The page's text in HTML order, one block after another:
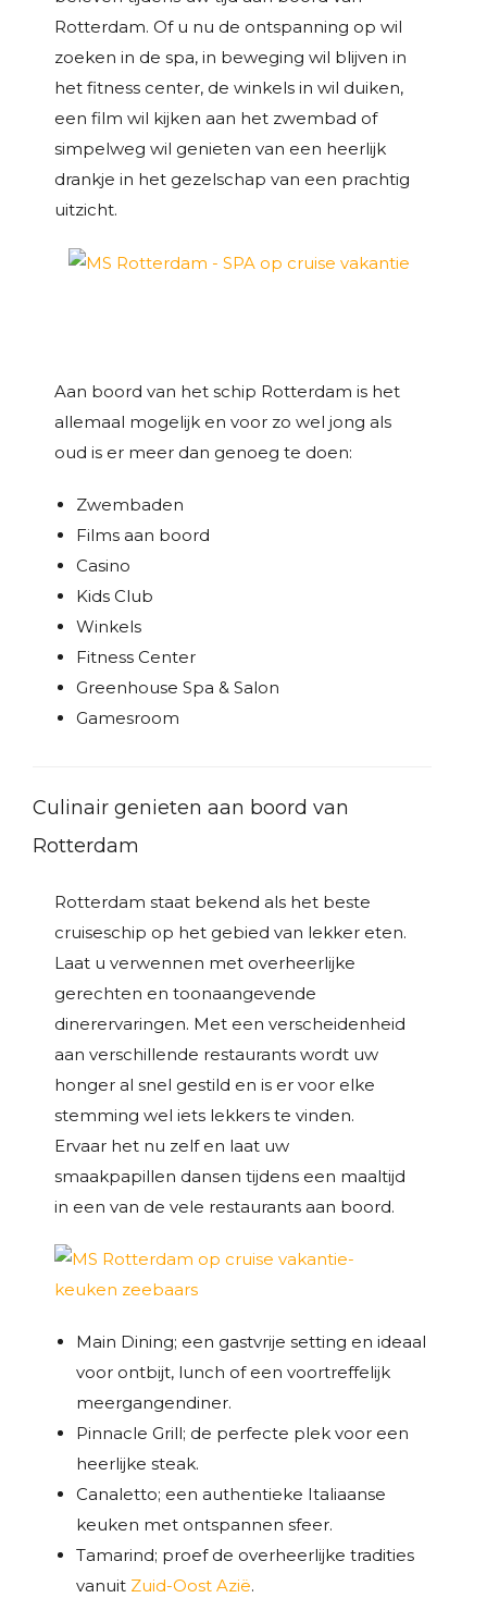
Rotterdam. Of u nu de ontspanning op wil
zoeken in de spa, in beweging wil blijven in
het fitness center, de winkels in wil duiken,
een film wil kijken aan het zwembad of
simpelweg wil genieten van een heerlijk
drankje in het gezelschap van een prachtig
uitzicht.
Aan boord van het schip Rotterdam is het
allemaal mogelijk en voor zo wel jong als
oud is er meer dan genoeg te doen:
Zwembaden
Films aan boord
Casino
Kids Club
Winkels
Fitness Center
Greenhouse Spa & Salon
Gamesroom
Culinair genieten aan boord van
Rotterdam
Rotterdam staat bekend als het beste
cruiseschip op het gebied van lekker eten.
Laat u verwennen met overheerlijke
gerechten en toonaangevende
dinerervaringen. Met een verscheidenheid
aan verschillende restaurants wordt uw
honger al snel gestild en is er voor elke
stemming wel iets lekkers te vinden.
Ervaar het nu zelf en laat uw
smaakpapillen dansen tijdens een maaltijd
in een van de vele restaurants aan boord.
Main Dining; een gastvrije setting en ideaal
voor ontbijt, lunch of een voortreffelijk
meergangendiner.
Pinnacle Grill; de perfecte plek voor een
heerlijke steak.
Canaletto; een authentieke Italiaanse
keuken met ontspannen sfeer.
Tamarind; proef de overheerlijke tradities
vanuit Zuid-Oost Azië.